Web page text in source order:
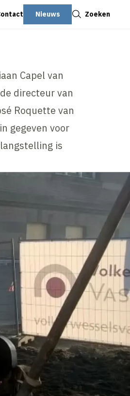
Nieuws Zoeken
Capel van
directeur van
Roquette van
gegeven voor
is
Sluiten